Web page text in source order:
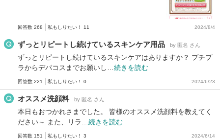
回答数 268 私もしりたい！ 11 2024/8/4
ずっとリピートし続けているスキンケア用品 by 匿名 さん
ずっとリピートし続けているスキンケアはありますか？ プチプ
ラからデパコスまでお願いし… 続きを読む
回答数 221 私もしりたい！ 0 2024/6/23
オススメ洗顔料 by 匿名 さん
本日もおつかれさまでした。 皆様のオススメ洗顔料を教えてく
ださい～ また、リラ… 続きを読む
回答数 151 私もしりたい！ 3 2024/6/14